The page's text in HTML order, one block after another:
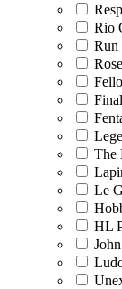
Rio
Run
The
Le
HL